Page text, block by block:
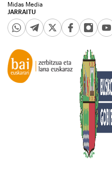
JARRAITU
Midas Media